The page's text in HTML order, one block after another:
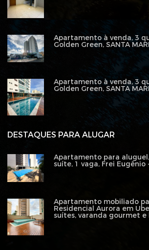
DESTAQUES PARA ALUGAR
Apartamento para
suíte, 1 vaga, Frei Eugênio
Apartamento mobiliado
Residencial Aurora em
suítes, varanda gourmet
Apartamento à venda, 3
Golden Green, SANTA
Apartamento à venda, 3
Golden Green, SANTA